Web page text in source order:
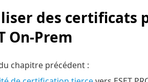
des certificats
On-Prem
chapitre précédent :